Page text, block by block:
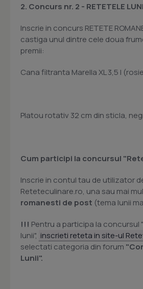
2. Concurs nr. 2 - RETETELE
Inscrie in concurs RETETE
castiga unul dintre cele doua
premii:
Cana filtranta Marella XL 3,5 l
Platou rotativ 32 cm din sticla,
Cum participi la concursul
Inscrie in contul tau de utilizator
Reteteculinare.ro, una sau mai
romanesti de post (tema lunii
!!! Pentru a participa la concursul
lunii", inscrieti reteta in site-ul
selectati categoria din forum
Lunii".